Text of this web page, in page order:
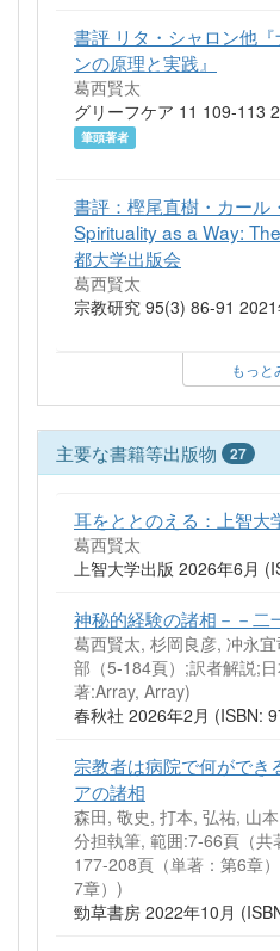
書評 リタ・シャロン他
ンの原理と実践』
葛西賢太
グリーフケア 11 109-113
筆頭著者
書評：樫尾直樹・カール
Spirituality as a Way:
都大学出版会
葛西賢太
宗教研究 95(3) 86-91
もっと
主要な書籍等出版物 27
耳をととのえる：上智大
葛西賢太
上智大学出版 2026年6月
神秘的経験の諸相－－二
葛西賢太, 杉岡良彦, 冲永
部（5-184頁）;訳者解説;
著:Array, Array)
春秋社 2026年2月 (ISBN:
宗教者は病院で何ができ
アの諸相
森田, 敬史, 打本, 弘祐, 山
分担執筆, 範囲:7-66頁（共
177-208頁（単著：第6章
7章）)
勁草書房 2022年10月